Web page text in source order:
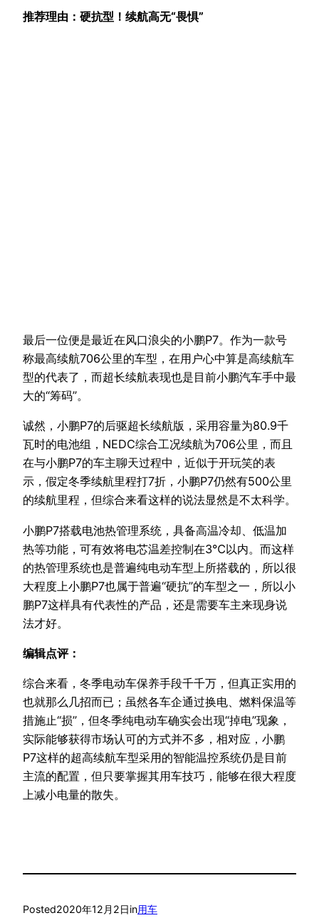
推荐理由：硬抗型！续航高无“畏惧”
最后一位便是最近在风口浪尖的小鹏P7。作为一款号
称最高续航706公里的车型，在用户心中算是高续航车
型的代表了，而超长续航表现也是目前小鹏汽车手中最
大的“筹码”。
诚然，小鹏P7的后驱超长续航版，采用容量为80.9千
瓦时的电池组，NEDC综合工况续航为706公里，而且
在与小鹏P7的车主聊天过程中，近似于开玩笑的表
示，假定冬季续航里程打7折，小鹏P7仍然有500公里
的续航里程，但综合来看这样的说法显然是不太科学。
小鹏P7搭载电池热管理系统，具备高温冷却、低温加
热等功能，可有效将电芯温差控制在3℃以内。而这样
的热管理系统也是普遍纯电动车型上所搭载的，所以很
大程度上小鹏P7也属于普遍“硬抗”的车型之一，所以小
鹏P7这样具有代表性的产品，还是需要车主来现身说
法才好。
编辑点评：
综合来看，冬季电动车保养手段千千万，但真正实用的
也就那么几招而已；虽然各车企通过换电、燃料保温等
措施止“损”，但冬季纯电动车确实会出现“掉电”现象，
实际能够获得市场认可的方式并不多，相对应，小鹏
P7这样的超高续航车型采用的智能温控系统仍是目前
主流的配置，但只要掌握其用车技巧，能够在很大程度
上减小电量的散失。
Posted2020年12月2日in用车